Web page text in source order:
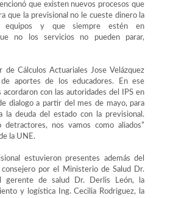
que existen nuevos procesos que
que la previsional no le cueste dinero la
equipos y que siempre estén en
no los servicios no pueden parar,
de Cálculos Actuariales Jose Velázquez
aportes de los educadores. En ese
con las autoridades del IPS en
dialogo a partir del mes de mayo, para
la deuda del estado con la previsional.
detractores, nos vamos como aliados”
la UNE.
estuvieron presentes además del
por el Ministerio de Salud Dr.
gerente de salud Dr. Derlis León, la
y logística Ing. Cecilia Rodriguez, la